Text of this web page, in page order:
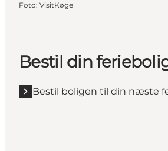
Foto: VisitKøge
Bestil din
Bestil boligen til din næste